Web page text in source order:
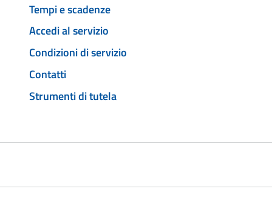
Tempi e scadenze
Accedi al servizio
Condizioni di servizio
Contatti
Strumenti di tutela